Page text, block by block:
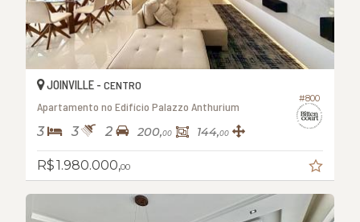
#800
JOINVILLE - CENTRO
Apartamento no Edifício Palazzo Anthurium
3 3 2 200,00 144,00
R$ 1.980.000,00